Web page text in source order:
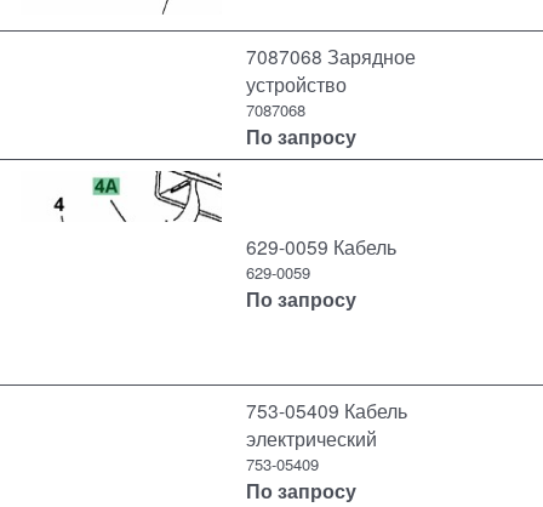
7087068 Зарядное
устройство
7087068
По запросу
629-0059 Кабель
629-0059
По запросу
753-05409 Кабель
электрический
753-05409
По запросу